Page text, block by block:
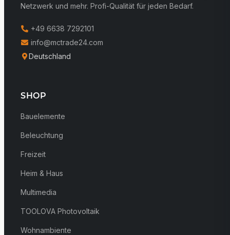
Netzwerk und mehr. Profi-Qualität für jeden Bedarf.
+49 6638 7292101
info@mctrade24.com
Deutschland
SHOP
Bauelemente
Beleuchtung
Freizeit
Heim & Haus
Multimedia
TOOLOVA Photovoltaik
Wohnambiente